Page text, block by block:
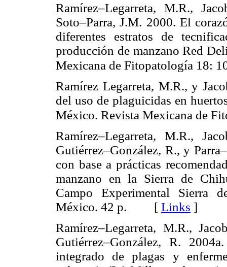
Ramírez–Legarreta, M.R.,
Soto–Parra, J.M. 2000. El
diferentes estratos de
producción de manzano Red
Mexicana de Fitopatología 18:
Ramírez Legarreta, M.R., y
del uso de plaguicidas en
México. Revista Mexicana de
Ramírez–Legarreta, M.R.,
Gutiérrez–González, R., y
con base a prácticas
manzano en la Sierra de
Campo Experimental Sierra
México. 42 p. [ Links ]
Ramírez–Legarreta, M.R.,
Gutiérrez–González, R.
integrado de plagas y